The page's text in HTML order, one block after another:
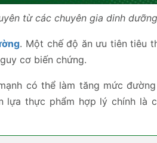
từ các chuyên gia dinh
. Một chế độ ăn ưu tiên tiêu
cơ biến chứng.
có thể làm tăng mức
lựa thực phẩm hợp lý chính là